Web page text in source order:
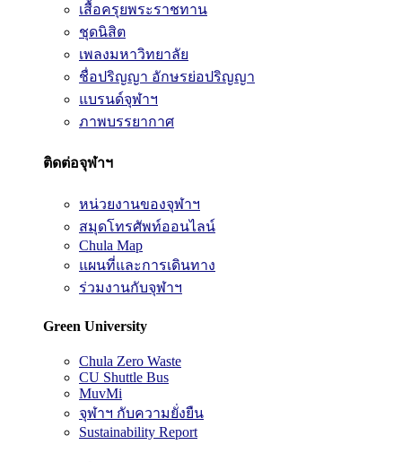
เสื้อครุยพระราชทาน
ชุดนิสิต
เพลงมหาวิทยาลัย
ชื่อปริญญา อักษรย่อปริญญา
แบรนด์จุฬาฯ
ภาพบรรยากาศ
ติดต่อจุฬาฯ
หน่วยงานของจุฬาฯ
สมุดโทรศัพท์ออนไลน์
Chula Map
แผนที่และการเดินทาง
ร่วมงานกับจุฬาฯ
Green University
Chula Zero Waste
CU Shuttle Bus
MuvMi
จุฬาฯ กับความยั่งยืน
Sustainability Report